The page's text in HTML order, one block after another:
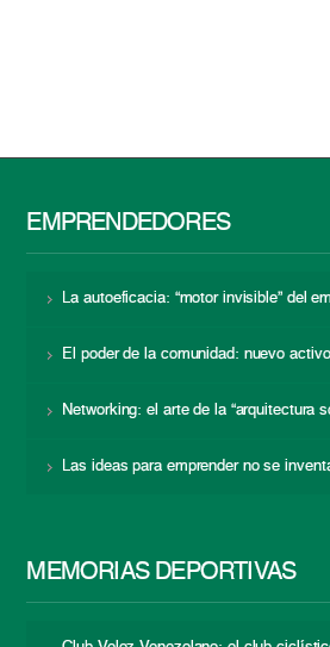
EMPRENDEDORES
La autoeficacia: “motor invisible” del
El poder de la comunidad: nuevo
Networking: el arte de la “arquitectura
Las ideas para emprender no se
MEMORIAS DEPORTIVAS